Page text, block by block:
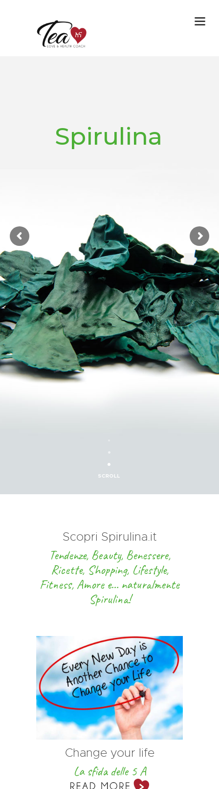
Spirulina
Scopri Spirulina.it
Tendenze, Beauty, Benessere,
Ricette, Shopping, Lifestyle,
Fitness, Amore e… naturalmente
Spirulina!
Change your life
La sfida delle 5 A